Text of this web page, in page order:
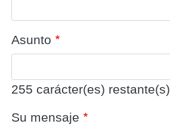
Asunto
255 carácter(es) restante(s)
Su mensaje